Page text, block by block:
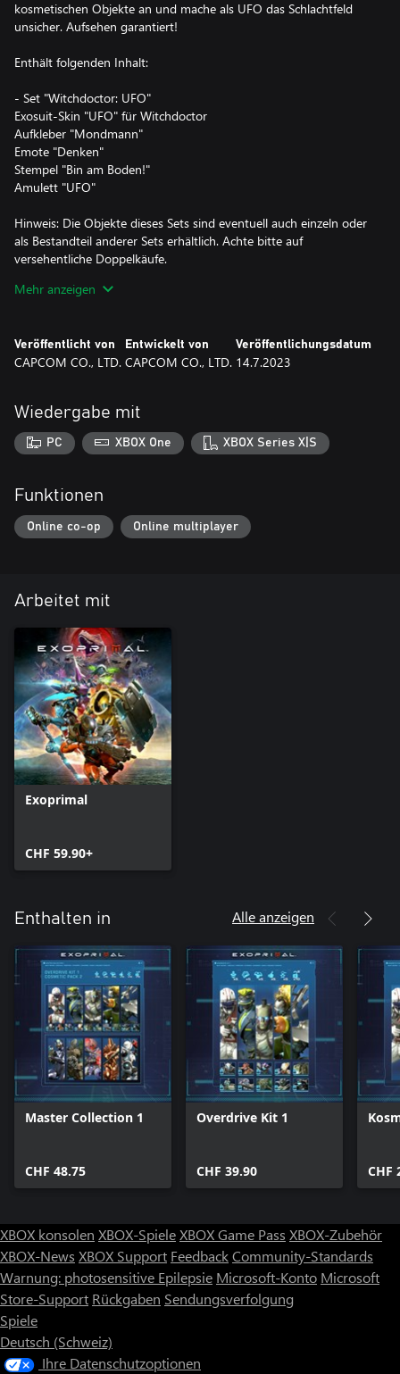
kosmetischen Objekte an und mache als UFO das Schlachtfeld
unsicher. Aufsehen garantiert!
Enthält folgenden Inhalt:
- Set "Witchdoctor: UFO"
Exosuit-Skin "UFO" für Witchdoctor
Aufkleber "Mondmann"
Emote "Denken"
Stempel "Bin am Boden!"
Amulett "UFO"
Hinweis: Die Objekte dieses Sets sind eventuell auch einzeln oder
als Bestandteil anderer Sets erhältlich. Achte bitte auf
versehentliche Doppelkäufe.
Aussehen eines Exosuits ändern und haben darüber hinaus
Spiel angepasst werden kann.
Erhaltene Zusatzinhalte können verwendet werden, indem vom
Hinweis: Dieses Add-on kann nur mit dem Microsoft-Konto
benutzt werden, mit dem die Inhalte gekauft wurden. Selbst,
wenn der Organisator der Familiengruppe das Add-on kauft, sind
Mehr anzeigen
Veröffentlicht von
CAPCOM CO., LTD.
Entwickelt von
CAPCOM CO., LTD.
Veröffentlichungsdatum
14.7.2023
Wiedergabe mit
PC XBOX One XBOX Series X|S
Funktionen
Online co-op Online multiplayer
Arbeitet mit
Exoprimal
CHF 59.90+
Enthalten in Alle anzeigen
Master Collection 1
CHF 48.75
Overdrive Kit 1
CHF 39.90 CHF
XBOX konsolen XBOX-SpieleXBOX Game Pass XBOX-Zubehör
XBOX-News XBOX Support FeedbackCommunity-Standards
Warnung: photosensitive Epilepsie Microsoft-Konto Microsoft
Store-Support Rückgaben Sendungsverfolgung
Spiele
Deutsch (Schweiz)
Ihre Datenschutzoptionen